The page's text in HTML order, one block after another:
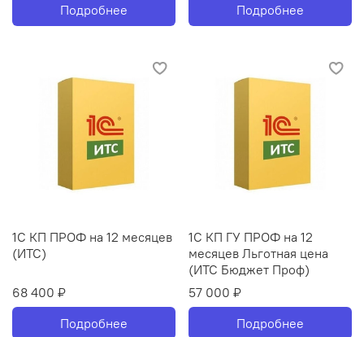
Подробнее Подробнее
1С КП ПРОФ на 12 месяцев
(ИТС)
68 400 ₽
Подробнее
1С КП ГУ ПРОФ на 12
месяцев Льготная цена
(ИТС Бюджет Проф)
57 000 ₽
Подробнее